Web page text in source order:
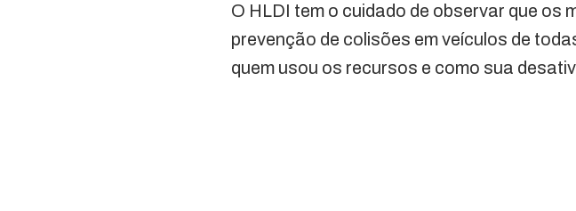
O HLDI tem o cuidado de observar que
prevenção de colisões em veículos de
quem usou os recursos e como sua